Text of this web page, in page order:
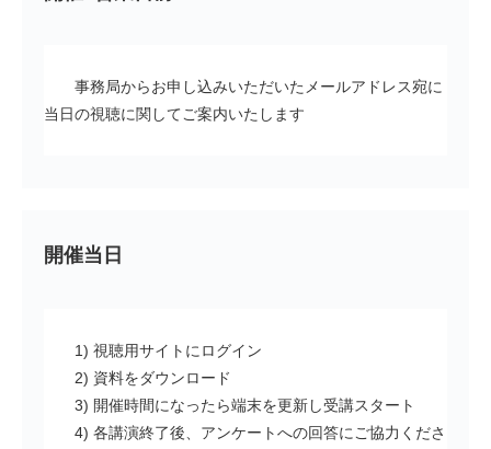
事務局からお申し込みいただいたメールアドレス宛に
当日の視聴に関してご案内いたします
開催当日
1) 視聴用サイトにログイン
2) 資料をダウンロード
3) 開催時間になったら端末を更新し受講スタート
4) 各講演終了後、アンケートへの回答にご協力くださ